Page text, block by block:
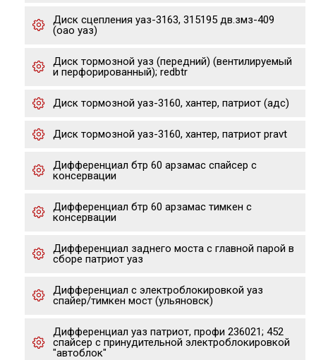
Диск сцепления уаз-3163, 315195 дв.змз-409
(оао уаз)
Диск тормозной уаз (передний) (вентилируемый
и перфорированный); redbtr
Диск тормозной уаз-3160, хантер, патриот (адс)
Диск тормозной уаз-3160, хантер, патриот pravt
Дифференциал бтр 60 арзамас спайсер с
консервации
Дифференциал бтр 60 арзамас тимкен с
консервации
Дифференциал заднего моста с главной парой в
сборе патриот уаз
Дифференциал с электроблокировкой уаз
спайер/тимкен мост (ульяновск)
Дифференциал уаз патриот, профи 236021; 452
спайсер с принудительной электроблокировкой
"автоблок"